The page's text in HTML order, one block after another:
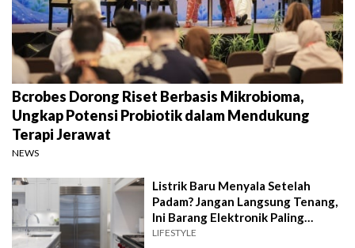
Bcrobes Dorong Riset Berbasis Mikrobioma,
Ungkap Potensi Probiotik dalam Mendukung
Terapi Jerawat
NEWS
Listrik Baru Menyala Setelah
Padam? Jangan Langsung Tenang,
Ini Barang Elektronik Paling
Rawan Rusak
LIFESTYLE